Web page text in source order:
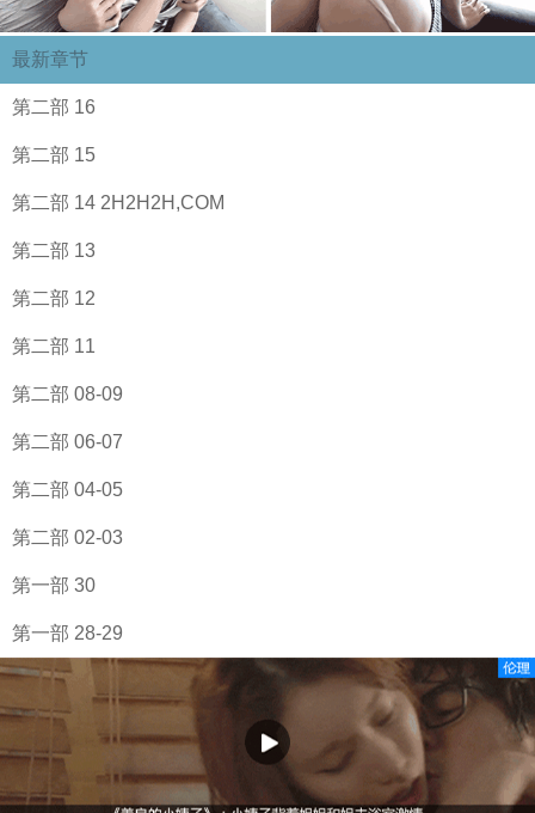
最新章节
第二部 16
第二部 15
第二部 14 2H2H2H,COM
第二部 13
第二部 12
第二部 11
第二部 08-09
第二部 06-07
第二部 04-05
第二部 02-03
第一部 30
第一部 28-29